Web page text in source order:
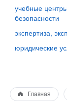
учебные
безопасности
экспертиза,
юридические
Главная